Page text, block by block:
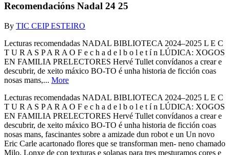
Recomendacións Nadal 24 25
By TIC CEIP ESTEIRO
Lecturas recomendadas NADAL BIBLIOTECA 2024–2025 L E C
T U R A S P A R A O F e c h a d e l b o l e t í n LÚDICA: XOGOS
EN FAMILIA PRELECTORES Hervé Tullet convídanos a crear e
descubrir, de xeito máxico BO-TO é unha historia de ficción coas
nosas mans,... More
Lecturas recomendadas NADAL BIBLIOTECA 2024–2025 L E C
T U R A S P A R A O F e c h a d e l b o l e t í n LÚDICA: XOGOS
EN FAMILIA PRELECTORES Hervé Tullet convídanos a crear e
descubrir, de xeito máxico BO-TO é unha historia de ficción coas
nosas mans, fascinantes sobre a amizade dun robot e un Un novo
Eric Carle acartonado flores que se transforman men- neno chamado
Milo. Lonxe de con texturas e solapas para tres mesturamos cores e